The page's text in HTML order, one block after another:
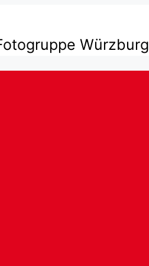
Würzburg